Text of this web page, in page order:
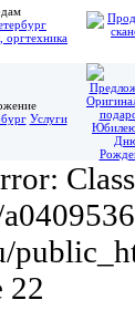
оргтехника
Услуги
22